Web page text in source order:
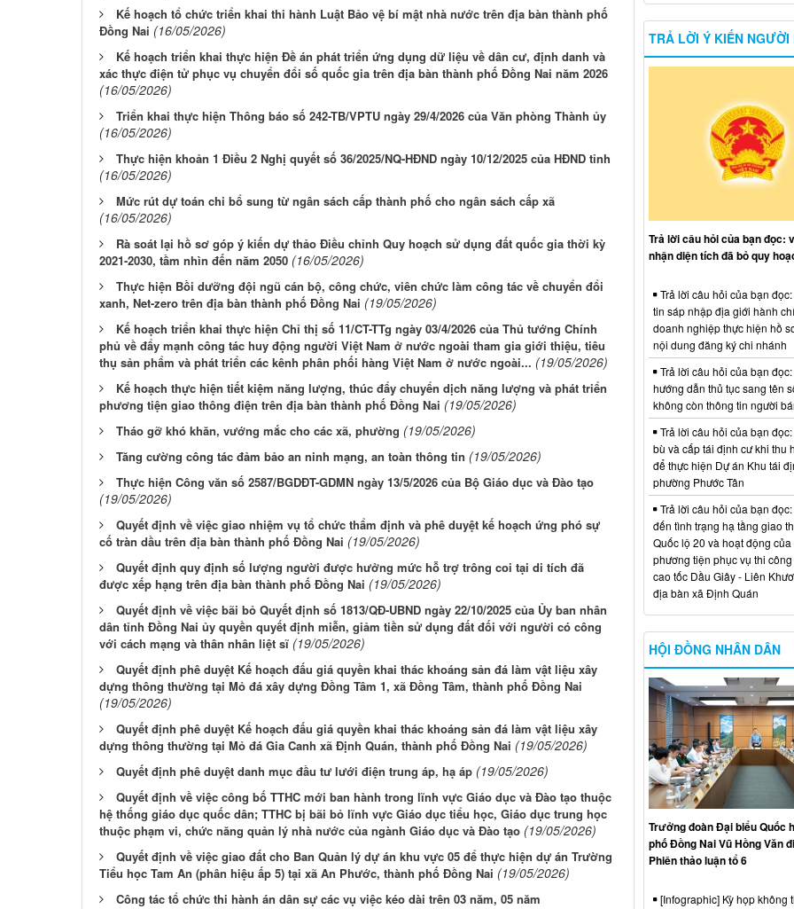
Kế hoạch tổ chức triển khai thi hành Luật Bảo vệ bí mật nhà nước trên địa bàn thành phố
Đồng Nai (16/05/2026)
Kế hoạch triển khai thực hiện Đề án phát triển ứng dụng dữ liệu về dân cư, định danh và
xác thực điện tử phục vụ chuyển đổi số quốc gia trên địa bàn thành phố Đồng Nai năm 2026
(16/05/2026)
Triển khai thực hiện Thông báo số 242-TB/VPTU ngày 29/4/2026 của Văn phòng Thành ủy
(16/05/2026)
Thực hiện khoản 1 Điều 2 Nghị quyết số 36/2025/NQ-HĐND ngày 10/12/2025 của HĐND tỉnh
(16/05/2026)
Mức rút dự toán chi bổ sung từ ngân sách cấp thành phố cho ngân sách cấp xã
(16/05/2026)
Rà soát lại hồ sơ góp ý kiến dự thảo Điều chỉnh Quy hoạch sử dụng đất quốc gia thời kỳ
2021-2030, tầm nhìn đến năm 2050 (16/05/2026)
Thực hiện Bồi dưỡng đội ngũ cán bộ, công chức, viên chức làm công tác về chuyển đổi
xanh, Net-zero trên địa bàn thành phố Đồng Nai (19/05/2026)
Kế hoạch triển khai thực hiện Chỉ thị số 11/CT-TTg ngày 03/4/2026 của Thủ tướng Chính
phủ về đẩy mạnh công tác huy động người Việt Nam ở nước ngoài tham gia giới thiệu, tiêu
thụ sản phẩm và phát triển các kênh phân phối hàng Việt Nam ở nước ngoài... (19/05/2026)
Kế hoạch thực hiện tiết kiệm năng lượng, thúc đẩy chuyển dịch năng lượng và phát triển
phương tiện giao thông điện trên địa bàn thành phố Đồng Nai (19/05/2026)
Tháo gỡ khó khăn, vướng mắc cho các xã, phường (19/05/2026)
Tăng cường công tác đảm bảo an ninh mạng, an toàn thông tin (19/05/2026)
Thực hiện Công văn số 2587/BGDĐT-GDMN ngày 13/5/2026 của Bộ Giáo dục và Đào tạo
(19/05/2026)
Quyết định về việc giao nhiệm vụ tổ chức thẩm định và phê duyệt kế hoạch ứng phó sự
cố tràn dầu trên địa bàn thành phố Đồng Nai (19/05/2026)
Quyết định quy định số lượng người được hưởng mức hỗ trợ trông coi tại di tích đã
được xếp hạng trên địa bàn thành phố Đồng Nai (19/05/2026)
Quyết định về việc bãi bỏ Quyết định số 1813/QĐ-UBND ngày 22/10/2025 của Ủy ban nhân
dân tỉnh Đồng Nai ủy quyền quyết định miễn, giảm tiền sử dụng đất đối với người có công
với cách mạng và thân nhân liệt sĩ (19/05/2026)
Quyết định phê duyệt Kế hoạch đấu giá quyền khai thác khoáng sản đá làm vật liệu xây
dựng thông thường tại Mỏ đá xây dựng Đồng Tâm 1, xã Đồng Tâm, thành phố Đồng Nai
(19/05/2026)
Quyết định phê duyệt Kế hoạch đấu giá quyền khai thác khoáng sản đá làm vật liệu xây
dựng thông thường tại Mỏ đá Gia Canh xã Định Quán, thành phố Đồng Nai (19/05/2026)
Quyết định phê duyệt danh mục đầu tư lưới điện trung áp, hạ áp (19/05/2026)
Quyết định về việc công bố TTHC mới ban hành trong lĩnh vực Giáo dục và Đào tạo thuộc
hệ thống giáo dục quốc dân; TTHC bị bãi bỏ lĩnh vực Giáo dục tiểu học, Giáo dục trung học
thuộc phạm vi, chức năng quản lý nhà nước của ngành Giáo dục và Đào tạo (19/05/2026)
Quyết định về việc giao đất cho Ban Quản lý dự án khu vực 05 để thực hiện dự án Trường
Tiểu học Tam An (phân hiệu ấp 5) tại xã An Phước, thành phố Đồng Nai (19/05/2026)
Công tác tổ chức thi hành án dân sự các vụ việc kéo dài trên 03 năm, 05 năm
TRẢ LỜI Ý KIẾN NGƯỜI
Trả lời câu hỏi của bạn đọc:
nhận diện tích đã bỏ quy
Trả lời câu hỏi của bạn
tin sáp nhập địa giới hành
doanh nghiệp thực hiện hồ
nội dung đăng ký chi nhánh
Trả lời câu hỏi của bạn
hướng dẫn thủ tục sang tên
không còn thông tin người
Trả lời câu hỏi của bạn
bù và cấp tái định cư khi thu
để thực hiện Dự án Khu tái
phường Phước Tân
Trả lời câu hỏi của bạn
đến tình trạng hạ tầng giao
Quốc lộ 20 và hoạt động của
phương tiện phục vụ thi
cao tốc Dầu Giây - Liên
địa bàn xã Định Quán
HỘI ĐỒNG NHÂN DÂN
Trưởng đoàn Đại biểu Quốc
phố Đồng Nai Vũ Hồng Văn
Phiên thảo luận tổ 6
[Infographic] Kỳ họp không